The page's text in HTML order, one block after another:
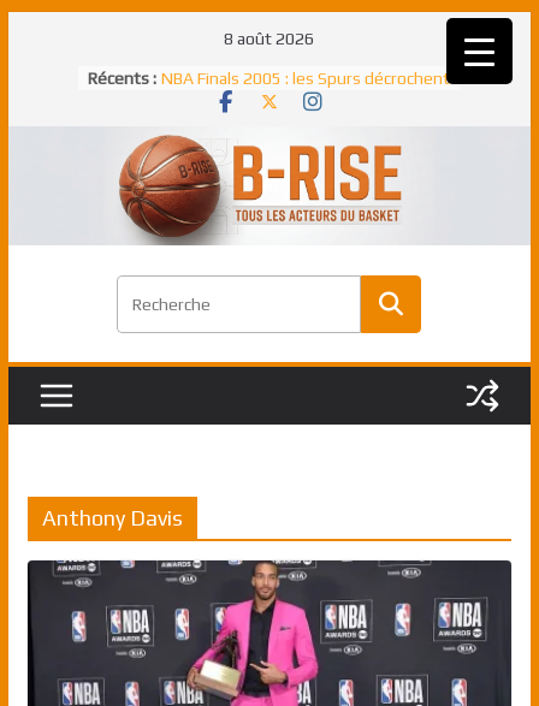
8 août 2026
Récents :
meilleur défenseur d’une saison NBA
NBA Finals 2005 : les Spurs décrochent
un troisième titre NBA, la rude bataille
face aux Pistons
NBA Finals 2021 : les Bucks et Giannis
Antetokounmpo triomphent, le Greek
Freek élu MVP
match à plus de 40 points en NBA, le
canadien transcendant face aux Spurs
Pau Gasol dans l’histoire en 2002 :
Anthony Davis